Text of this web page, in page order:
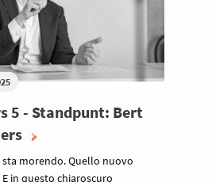
5 - Standpunt: Bert
morendo. Quello nuovo
in questo chiaroscuro